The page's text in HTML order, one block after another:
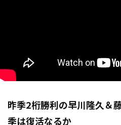
昨季2桁勝利の早川隆久
季は復活なるか